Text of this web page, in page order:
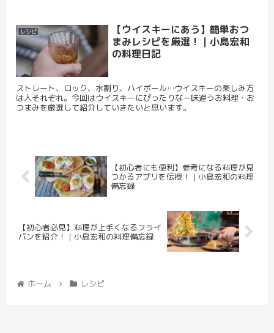
レシピ
【ウイスキーにあう】簡単おつ
まみレシピを厳選！｜小島宏和
の料理日記
ストレート、ロック、水割り、ハイボール…ウイスキーの楽しみ方
は人それぞれ。今回はウイスキーにぴったりな一味違うお料理・お
つまみを厳選して紹介していきたいと思います。
【初心者にも便利】参考になる料理が見
つかるアプリを伝授！｜小島宏和の料理
備忘録
【初心者必見】料理が上手くなるフライ
パンを紹介！｜小島宏和の料理備忘録
ホーム レシピ